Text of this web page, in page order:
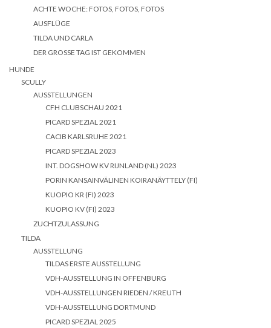
ACHTE WOCHE: FOTOS, FOTOS, FOTOS
AUSFLÜGE
TILDA UND CARLA
DER GROSSE TAG IST GEKOMMEN
HUNDE
SCULLY
AUSSTELLUNGEN
CFH CLUBSCHAU 2021
PICARD SPEZIAL 2021
CACIB KARLSRUHE 2021
PICARD SPEZIAL 2023
INT. DOGSHOW KV RIJNLAND (NL) 2023
PORIN KANSAINVÄLINEN KOIRANÄYTTELY (FI)
KUOPIO KR (FI) 2023
KUOPIO KV (FI) 2023
ZUCHTZULASSUNG
TILDA
AUSSTELLUNG
TILDAS ERSTE AUSSTELLUNG
VDH-AUSSTELLUNG IN OFFENBURG
VDH-AUSSTELLUNGEN RIEDEN / KREUTH
VDH-AUSSTELLUNG DORTMUND
PICARD SPEZIAL 2025